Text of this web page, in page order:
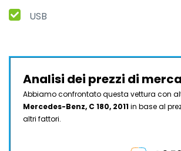
USB
Analisi dei prezzi di
Abbiamo confrontato questa vettura con
Mercedes-Benz, C 180, 2011in base al
altri fattori.